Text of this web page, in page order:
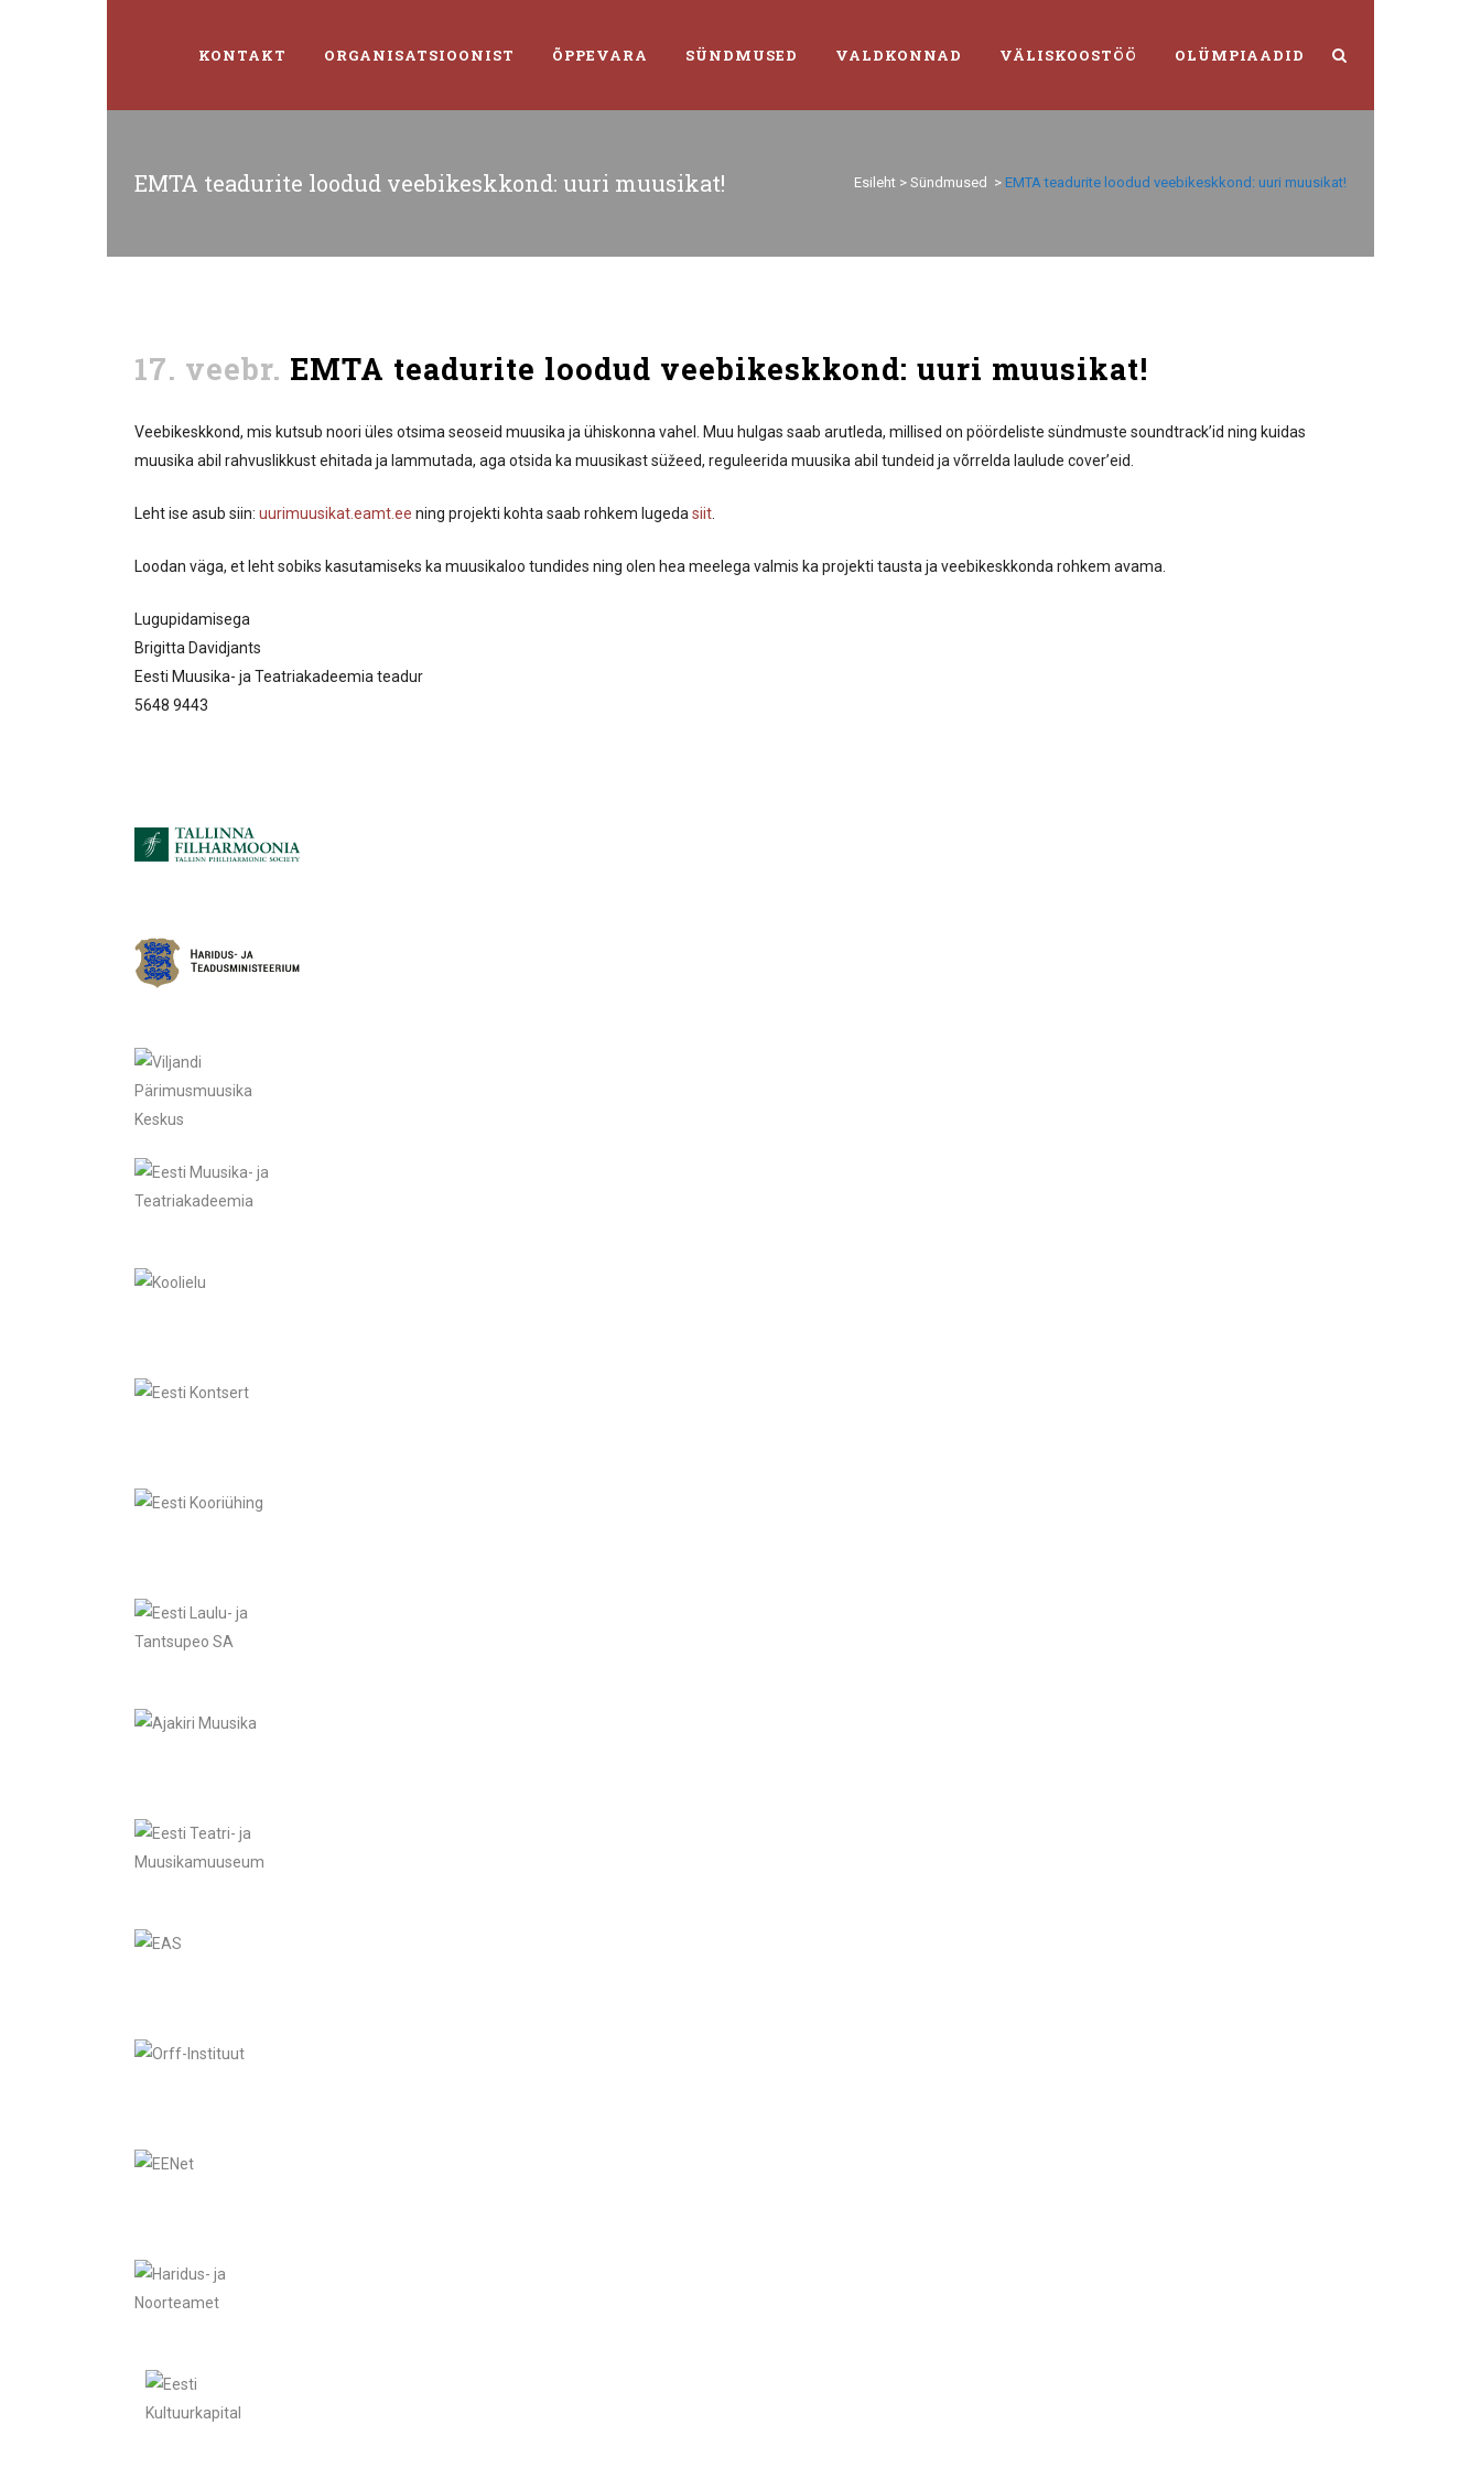
KONTAKT ORGANISATSIOONIST ÕPPEVARA SÜNDMUSED VALDKONNAD VÄLISKOOSTÖÖ OLÜMPIAADID
EMTA teadurite loodud veebikeskkond: uuri muusikat! Esileht > Sündmused > EMTA teadurite loodud veebikeskkond: uuri muusikat!
17. veebr. EMTA teadurite loodud veebikeskkond: uuri muusikat!
Veebikeskkond, mis kutsub noori üles otsima seoseid muusika ja ühiskonna vahel. Muu hulgas saab arutleda, millised on pöördeliste sündmuste soundtrack’id ning kuidas
muusika abil rahvuslikkust ehitada ja lammutada, aga otsida ka muusikast süžeed, reguleerida muusika abil tundeid ja võrrelda laulude cover’eid.
Leht ise asub siin: uurimuusikat.eamt.ee ning projekti kohta saab rohkem lugeda siit
Loodan väga, et leht sobiks kasutamiseks ka muusikaloo tundides ning olen hea meelega valmis ka projekti tausta ja veebikeskkonda rohkem avama.
Lugupidamisega
Brigitta Davidjants
Eesti Muusika- ja Teatriakadeemia teadur
5648 9443